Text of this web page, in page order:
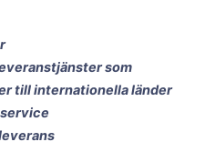
som
till internationella länder